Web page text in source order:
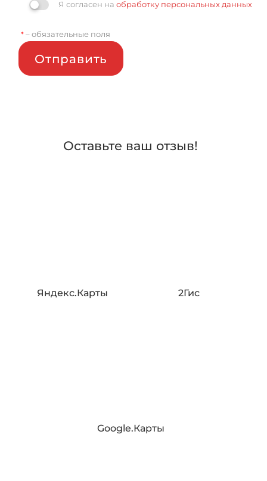
Я согласен на обработку персональных данных
Отправить
* – обязательные поля
Оставьте ваш отзыв!
Яндекс.Карты 2Гис
Google.Карты